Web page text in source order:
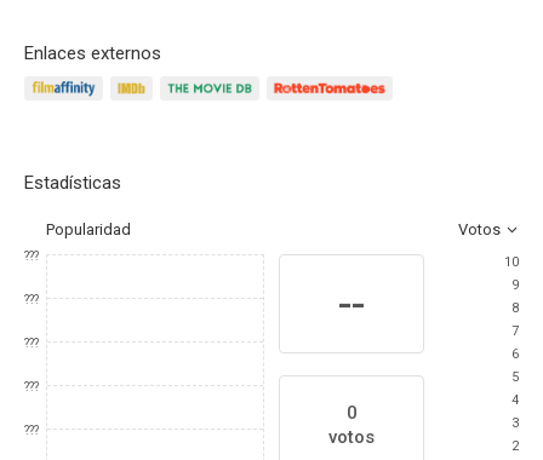
Enlaces externos
Estadísticas
Popularidad Votos
???
???
???
???
???
--
0
votos
10
9
8
7
6
5
4
3
2